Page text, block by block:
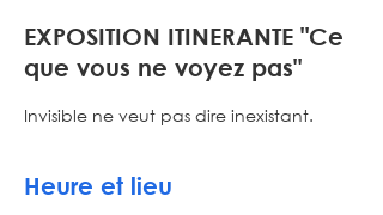
EXPOSITION ITINERANTE "Ce
que vous ne voyez pas"
Invisible ne veut pas dire inexistant.
Heure et lieu